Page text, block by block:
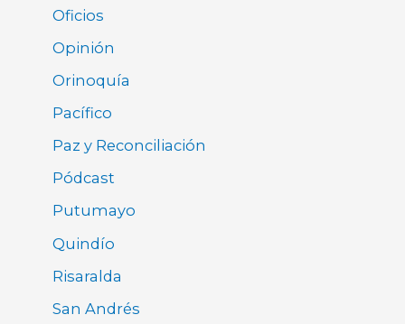
Oficios
Opinión
Orinoquía
Pacífico
Paz y Reconciliación
Pódcast
Putumayo
Quindío
Risaralda
San Andrés